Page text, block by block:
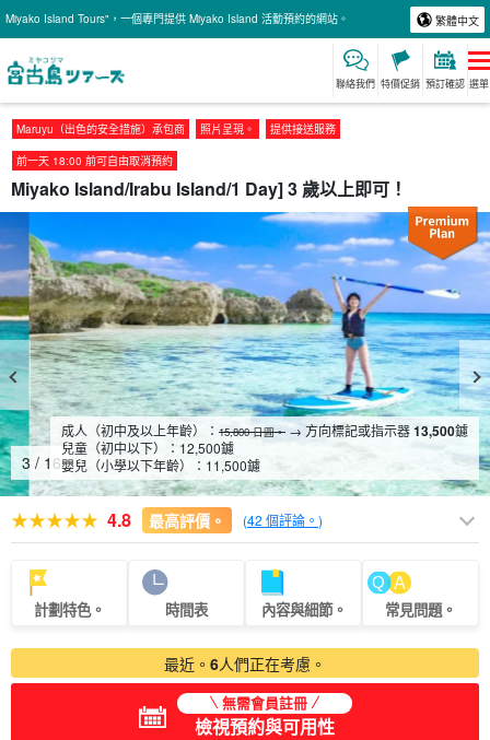
Miyako Island Tours"，一個專門提供 Miyako Island 活動預約的網站。 繁體中文
聯絡我們 特價促銷 預訂確認 選單
Maruyu（出色的安全措施）承包商 照片呈現。 提供接送服務
前一天 18:00 前可自由取消預約
Miyako Island/Irabu Island/1 Day] 3 歲以上即可！
4 / 16
成人（初中及以上年齡）： 15,800 日圓。 → 方向標記或指示器13,500鑢
兒童（初中以下）： 12,500鑢
嬰兒（小學以下年齡）： 11,500鑢
4.8 最高評價。 (42 個評論。 )
計劃特色。 時間表 內容與細節。 常見問題。
最近。 6人們正在考慮。
無需會員註冊
檢視預約與可用性